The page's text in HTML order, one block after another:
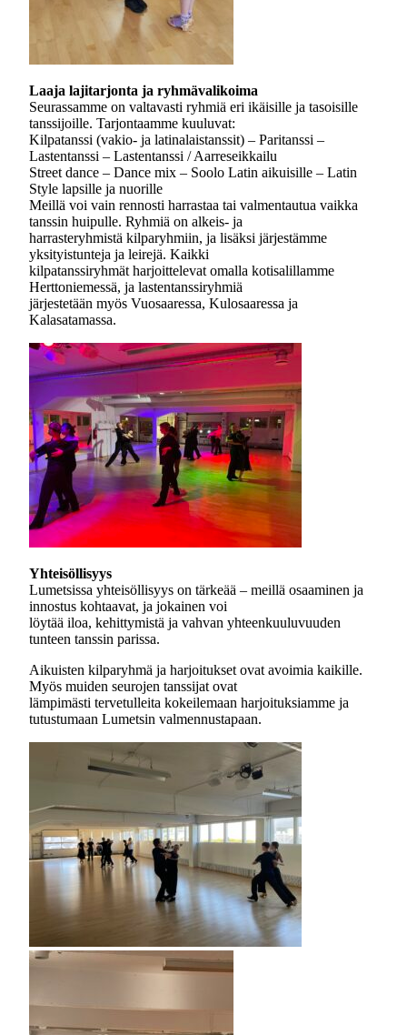
Laaja lajitarjonta ja ryhmävalikoima
Seurassamme on valtavasti ryhmiä eri ikäisille ja tasoisille
tanssijoille. Tarjontaamme kuuluvat:
Kilpatanssi (vakio- ja latinalaistanssit) – Paritanssi –
Lastentanssi – Lastentanssi / Aarreseikkailu
Street dance – Dance mix – Soolo Latin aikuisille – Latin
Style lapsille ja nuorille
Meillä voi vain rennosti harrastaa tai valmentautua vaikka
tanssin huipulle. Ryhmiä on alkeis- ja
harrasteryhmistä kilparyhmiin, ja lisäksi järjestämme
yksityistunteja ja leirejä. Kaikki
kilpatanssiryhmät harjoittelevat omalla kotisalillamme
Herttoniemessä, ja lastentanssiryhmiä
järjestetään myös Vuosaaressa, Kulosaaressa ja
Kalasatamassa.
Yhteisöllisyys
Lumetsissa yhteisöllisyys on tärkeää – meillä osaaminen ja
innostus kohtaavat, ja jokainen voi
löytää iloa, kehittymistä ja vahvan yhteenkuuluvuuden
tunteen tanssin parissa.
Aikuisten kilparyhmä ja harjoitukset ovat avoimia kaikille.
Myös muiden seurojen tanssijat ovat
lämpimästi tervetulleita kokeilemaan harjoituksiamme ja
tutustumaan Lumetsin valmennustapaan.